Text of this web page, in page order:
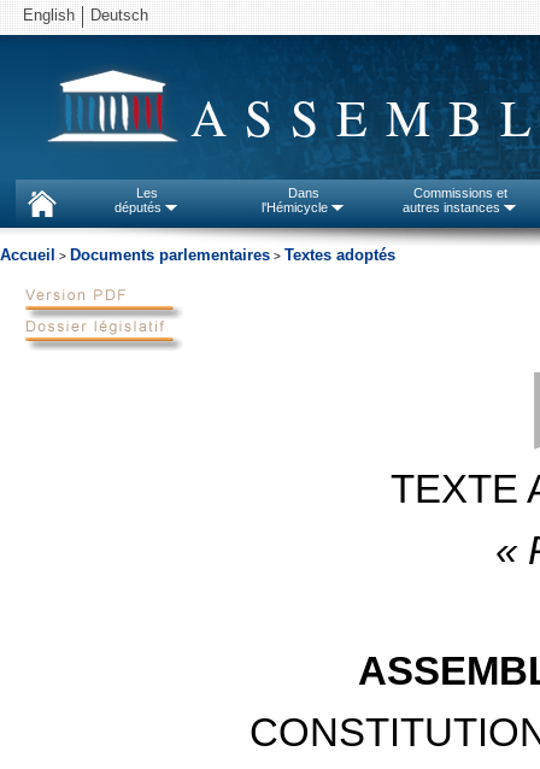
English Deutsch
Les
députés
Dans
l'Hémicycle
Commissions et
autres instances
Accueil > Documents parlementaires > Textes adoptés
TEXTE
«